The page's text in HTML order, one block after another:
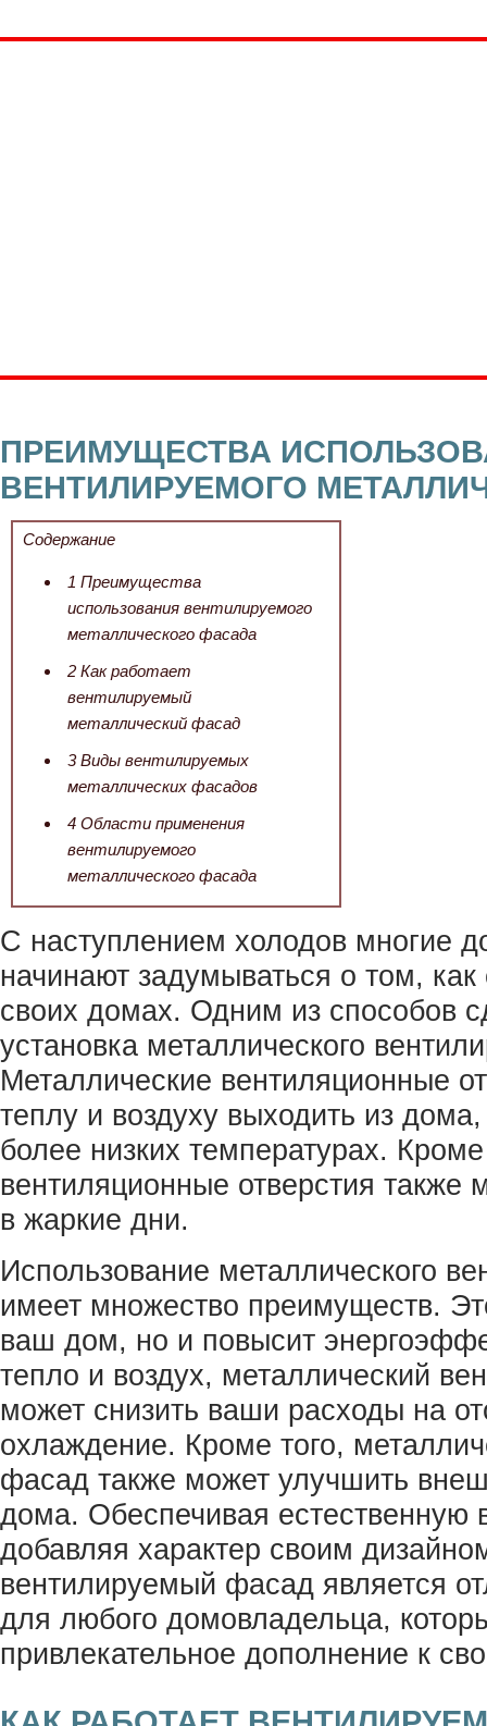
ПРЕИМУЩЕСТВА
ВЕНТИЛИРУЕМОГО
Содержание
1 Преимущества
использования вентилируемого
металлического фасада
2 Как работает
вентилируемый
металлический фасад
3Виды вентилируемых
металлических фасадов
4 Области применения
вентилируемого
металлического фасада
С наступлением холодов многие
начинают задумываться о том, как
своих домах. Одним из способов
установка металлического
Металлические вентиляционные
теплу и воздуху выходить из
более низких температурах.
вентиляционные отверстия также
в жаркие дни.
Использование металлического
имеет множество преимуществ.
ваш дом, но и повысит
тепло и воздух, металлический
может снизить ваши расходы на
охлаждение. Кроме того,
фасад также может улучшить
дома. Обеспечивая естественную
добавляя характер своим
вентилируемый фасад является
для любого домовладельца,
привлекательное дополнение к